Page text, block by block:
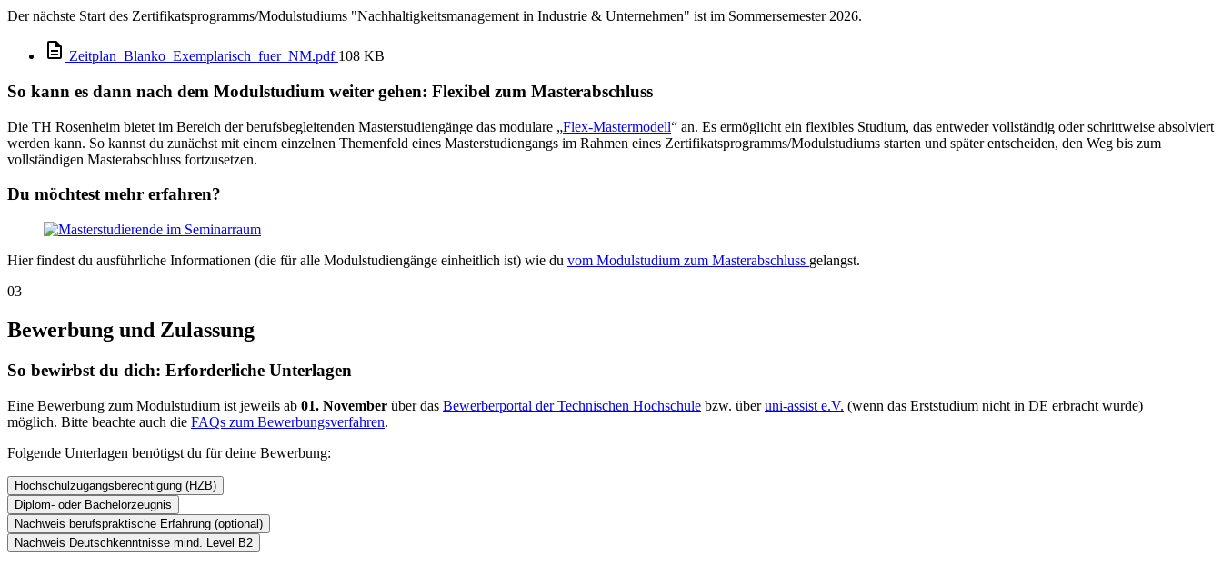
Der nächste Start des Zertifikatsprogramms/Modulstudiums "Nachhaltigkeitsmanagement in Industrie & Unternehmen" ist im Sommersemester 2026.
Zeitplan_Blanko_Exemplarisch_fuer_NM.pdf 108 KB
So kann es dann nach dem Modulstudium weiter gehen: Flexibel zum Masterabschluss
Die TH Rosenheim bietet im Bereich der berufsbegleitenden Masterstudiengänge das modulare „Flex-Mastermodell“ an. Es ermöglicht ein flexibles Studium, das entweder vollständig oder schrittweise absolviert
werden kann. So kannst du zunächst mit einem einzelnen Themenfeld eines Masterstudiengangs im Rahmen eines Zertifikatsprogramms/Modulstudiums starten und später entscheiden, den Weg bis zum
vollständigen Masterabschluss fortzusetzen.
Du möchtest mehr erfahren?
Hier findest du ausführliche Informationen (die für alle Modulstudiengänge einheitlich ist) wie du vom Modulstudium zum Masterabschluss gelangst.
03
Bewerbung und Zulassung
So bewirbst du dich: Erforderliche Unterlagen
Eine Bewerbung zum Modulstudium ist jeweils ab 01. November über das Bewerberportal der Technischen Hochschule bzw. überuni-assist e.V. (wenn das Erststudium nicht in DE erbracht wurde)
möglich. Bitte beachte auch die FAQs zum Bewerbungsverfahren.
Folgende Unterlagen benötigst du für deine Bewerbung:
Hochschulzugangsberechtigung (HZB)
Diplom- oder Bachelorzeugnis
Nachweis berufspraktische Erfahrung (optional)
Nachweis Deutschkenntnisse mind. Level B2